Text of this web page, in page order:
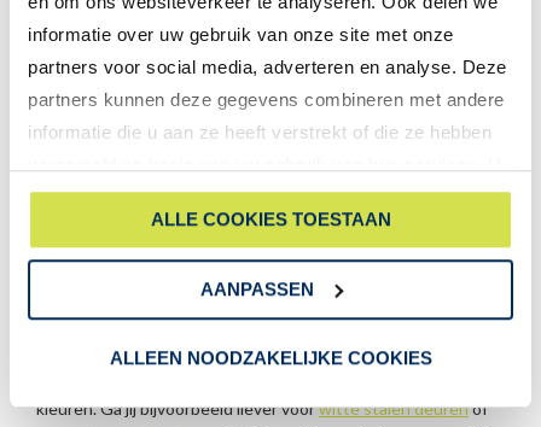
informatie over uw gebruik van onze site met onze
partners voor social media, adverteren en analyse. Deze
partners kunnen deze gegevens combineren met andere
informatie die u aan ze heeft verstrekt of die ze hebben
gaat akkoord met onze cookies als u onze website blijft
ALLE COOKIES TOESTAAN
AANPASSEN
ALLEEN NOODZAKELIJKE COOKIES
kleuren. Ga jij bijvoorbeeld liever voorwitte stalen deurenof